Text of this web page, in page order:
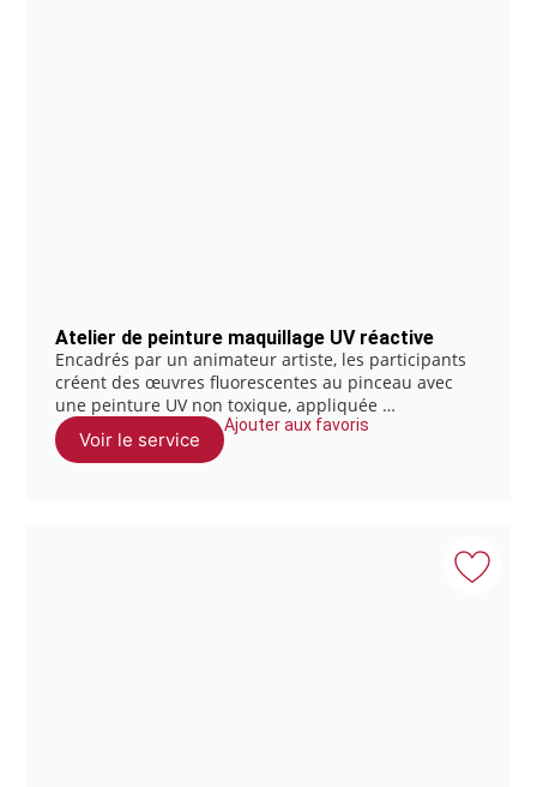
Atelier de peinture maquillage UV réactive
Encadrés par un animateur artiste, les participants
créent des œuvres fluorescentes au pinceau avec
une peinture UV non toxique, appliquée …
Voir le service
Ajouter aux favoris